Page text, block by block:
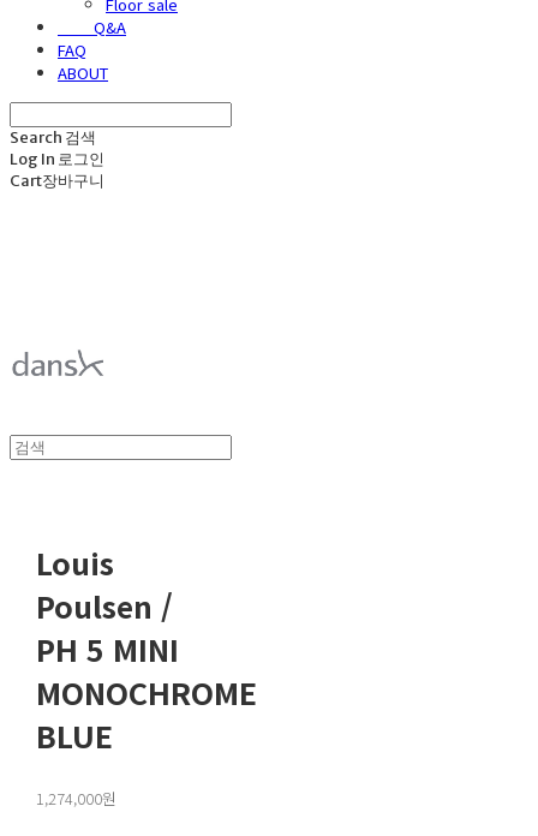
⠀⠀⠀Q&A
FAQ
ABOUT
Search 검색
Log In 로그인
Cart장바구니
Louis
Poulsen /
PH 5 MINI
MONOCHROME
BLUE
1,274,000원